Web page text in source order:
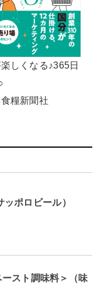
しくなる♪365日
食糧新聞社
ポロビール）
スト調味料＞（味